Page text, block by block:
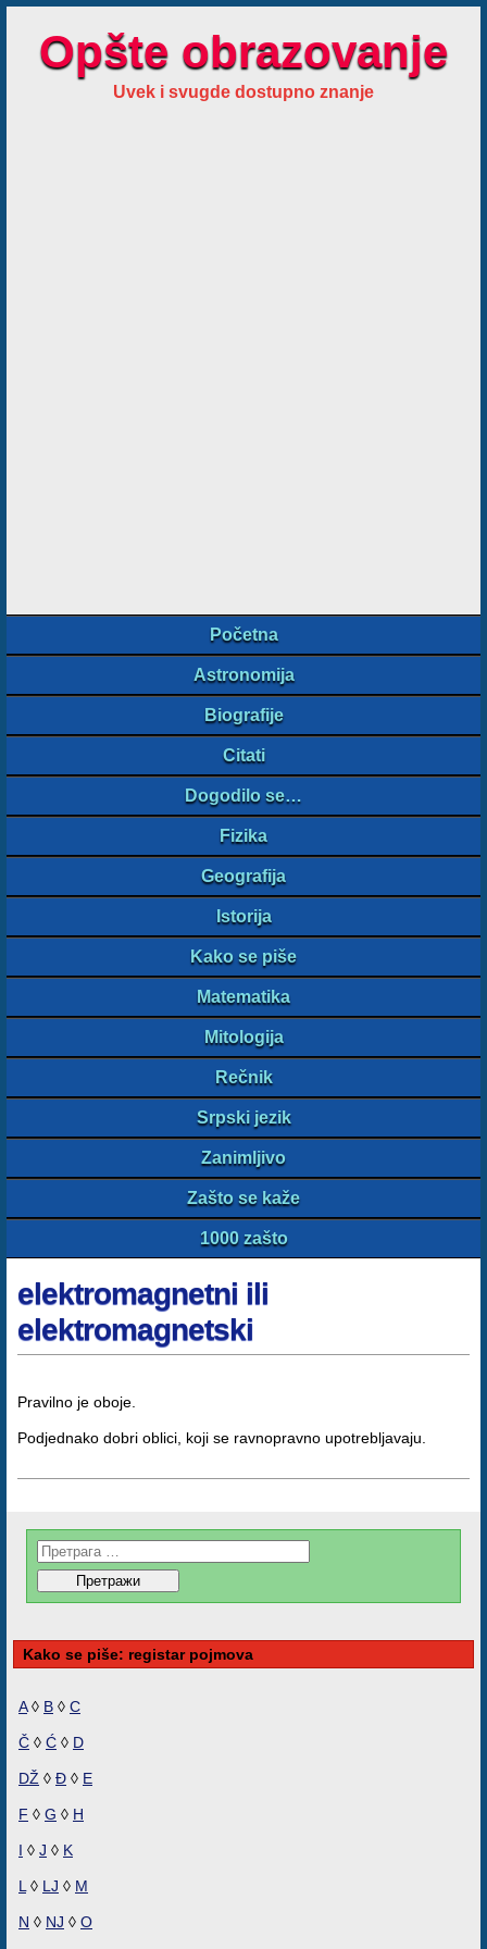
Opšte obrazovanje
Uvek i svugde dostupno znanje
Početna
Astronomija
Biografije
Citati
Dogodilo se…
Fizika
Geografija
Istorija
Kako se piše
Matematika
Mitologija
Rečnik
Srpski jezik
Zanimljivo
Zašto se kaže
1000 zašto
elektromagnetni ili
elektromagnetski
Pravilno je oboje.
Podjednako dobri oblici, koji se ravnopravno upotrebljavaju.
Kako se piše: registar pojmova
A◊ B ◊ C
Č ◊ Ć ◊ D
DŽ ◊ Đ ◊ E
F ◊ G ◊ H
I ◊ J ◊ K
L ◊ LJ ◊ M
N ◊ NJ ◊ O